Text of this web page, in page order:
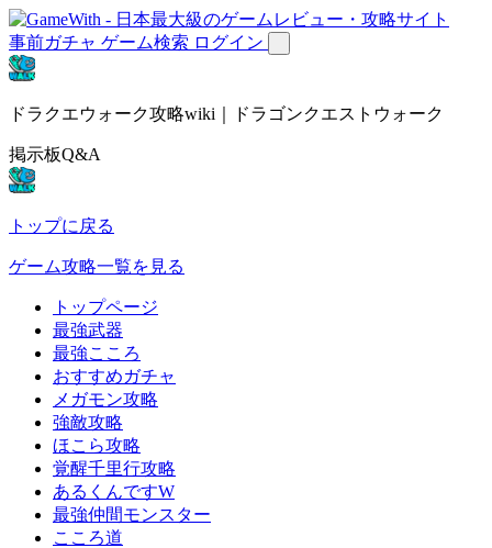
事前ガチャ ゲーム検索 ログイン
ドラクエウォーク攻略wiki｜ドラゴンクエストウォーク
掲示板Q&A
トップに戻る
ゲーム攻略一覧を見る
トップページ
最強武器
最強こころ
おすすめガチャ
メガモン攻略
強敵攻略
ほこら攻略
覚醒千里行攻略
あるくんですW
最強仲間モンスター
こころ道